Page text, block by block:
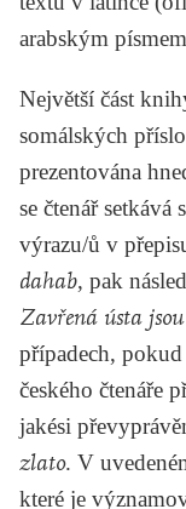
arabským
Největší část
somálských
prezentována
se čtenář
výrazu/ů v
dahab, pak
Zavřená ústa
případech,
českého čtenáře
jakési
zlato. V
které je